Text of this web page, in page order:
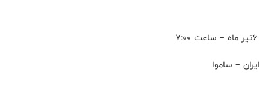
6تیر ماه – ساعت ۷:۰۰
ایران – ساموا